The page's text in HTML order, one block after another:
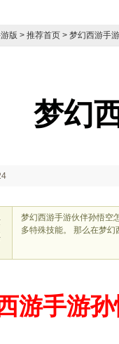
版 > 推荐首页 > 梦幻西游手
梦幻
梦幻西游手游伙伴孙悟空
多特殊技能。 那么在梦
游手游孙